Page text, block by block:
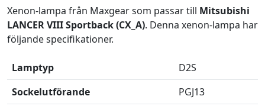
Xenon-lampa från Maxgear som passar till Mitsubishi
LANCER VIII Sportback (CX_A). Denna xenon-lampa har
följande specifikationer.
Lamptyp
D2S
Sockelutförande
PGJ13